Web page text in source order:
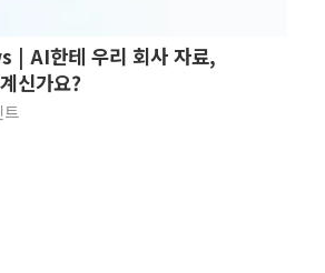
AI한테 우리 회사 자료,
신가요?